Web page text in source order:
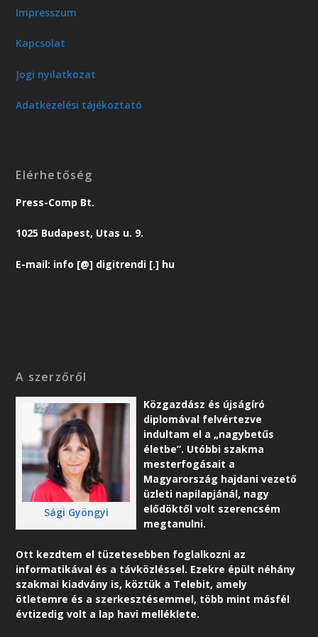
Impresszum
Kapcsolat
Jogi nyilatkozat
Adatkezelési tájékoztató
Elérhetőség
Press-Comp Bt.
1025 Budapest, Utas u. 9.
E-mail: info [@] digitrendi [.] hu
A szerzőről
Sági Gyöngyi
Közgazdász és újságíró
diplomával felvértezve
indultam el a „nagybetűs
életbe”. Utóbbi szakma
mesterfogásait a
Magyarország hajdani vezető
üzleti napilapjánál, nagy
elődöktől volt szerencsém
megtanulni.
Ott kezdtem el tüzetesebben foglalkozni az
informatikával és a távközléssel. Ezekre épült néhány
szakmai kiadvány is, köztük a Telebit, amely
ötletemre és a szerkesztésemmel, több mint másfél
évtizedig volt a lap havi melléklete.